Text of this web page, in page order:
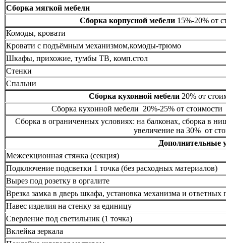
Сборка мягкой мебели
Сборка корпусной мебели15%-20% от
Комоды, кровати
Кровати с подъёмным механизмом,комоды-трюмо
Шкафы, прихожие, тумбы ТВ, комп.стол
Стенки
Спальни
Сборка кухонной мебели20% от
Сборка кухонной мебели 20%-25% от стоимости
Сборка в ограниченных условиях: на балконах, сборка в
увеличение на 30% от
Дополнительные
Межсекционная стяжка (секция)
Подключение подсветки 1 точка (без расходных материалов)
Вырез под розетку в оргалите
Врезка замка в дверь шкафа, установка механизма и ответных
Навес изделия на стенку за единицу
Сверление под светильник (1 точка)
Вклейка зеркала